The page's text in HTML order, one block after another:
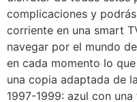
complicaciones y
corriente en una smart
navegar por el mundo
en cada momento lo
una copia adaptada de
1997-1999: azul con